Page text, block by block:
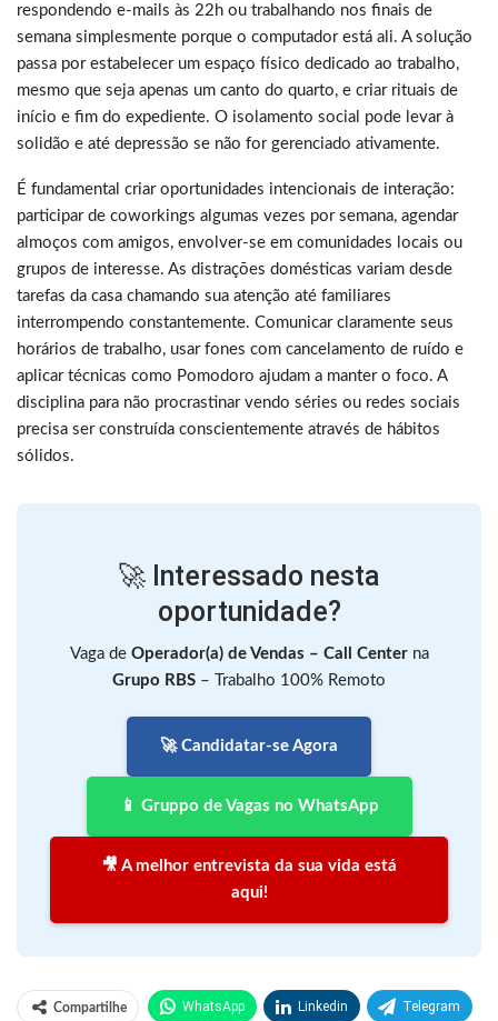
respondendo e-mails às 22h ou trabalhando nos finais de
semana simplesmente porque o computador está ali. A solução
passa por estabelecer um espaço físico dedicado ao trabalho,
mesmo que seja apenas um canto do quarto, e criar rituais de
início e fim do expediente. O isolamento social pode levar à
solidão e até depressão se não for gerenciado ativamente.
É fundamental criar oportunidades intencionais de interação:
participar de coworkings algumas vezes por semana, agendar
almoços com amigos, envolver-se em comunidades locais ou
grupos de interesse. As distrações domésticas variam desde
tarefas da casa chamando sua atenção até familiares
interrompendo constantemente. Comunicar claramente seus
horários de trabalho, usar fones com cancelamento de ruído e
aplicar técnicas como Pomodoro ajudam a manter o foco. A
disciplina para não procrastinar vendo séries ou redes sociais
precisa ser construída conscientemente através de hábitos
sólidos.
🚀 Interessado nesta
oportunidade?
Vaga de Operador(a) de Vendas – Call Centerna
Grupo RBS – Trabalho 100% Remoto
🚀 Candidatar-se Agora
📱 Gruppo de Vagas no WhatsApp
🎥 A melhor entrevista da sua vida está
aqui!
Compartilhe WhatsApp Linkedin Telegram